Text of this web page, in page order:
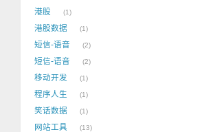
港股 1
港股数据 1
短信-语音 2
短信-语音 2
移动开发 1
程序人生 1
笑话数据 1
网站工具 13